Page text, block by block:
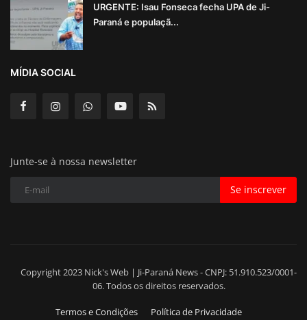
URGENTE: Isau Fonseca fecha UPA de Ji-
Paraná e populaçã...
MÍDIA SOCIAL
Junte-se à nossa newsletter
Se inscrever
Copyright 2023 Nick's Web | Ji-Paraná News - CNPJ: 51.910.523/0001-
06. Todos os direitos reservados.
Termos e Condições Política de Privacidade